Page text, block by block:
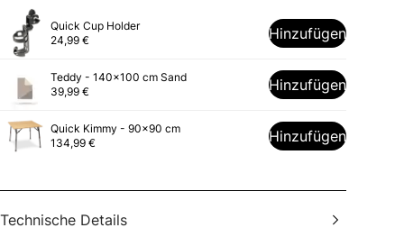
Quick Cup Holder
24,99 €
Hinzufügen
Teddy - 140x100 cm Sand
39,99 €
Hinzufügen
Quick Kimmy - 90x90 cm
134,99 €
Hinzufügen
Technische Details